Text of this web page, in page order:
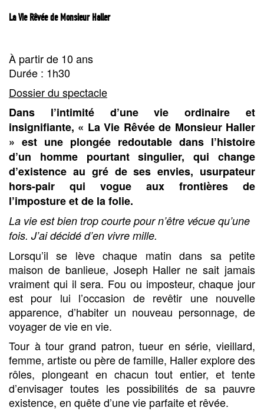
La Vie Rêvée de Monsieur Haller
À partir de 10 ans
Durée : 1h30
Dossier du spectacle
Dans l’intimité d’une vie ordinaire et
insignifiante, « La Vie Rêvée de Monsieur Haller
» est une plongée redoutable dans l’histoire
d’un homme pourtant singulier, qui change
d’existence au gré de ses envies, usurpateur
hors-pair qui vogue aux frontières de
l’imposture et de la folie.
La vie est bien trop courte pour n’être vécue qu’une
fois. J’ai décidé d’en vivre mille.
Lorsqu’il se lève chaque matin dans sa petite
maison de banlieue, Joseph Haller ne sait jamais
vraiment qui il sera. Fou ou imposteur, chaque jour
est pour lui l’occasion de revêtir une nouvelle
apparence, d’habiter un nouveau personnage, de
voyager de vie en vie.
Tour à tour grand patron, tueur en série, vieillard,
femme, artiste ou père de famille, Haller explore des
rôles, plongeant en chacun tout entier, et tente
d’envisager toutes les possibilités de sa pauvre
existence, en quête d’une vie parfaite et rêvée.